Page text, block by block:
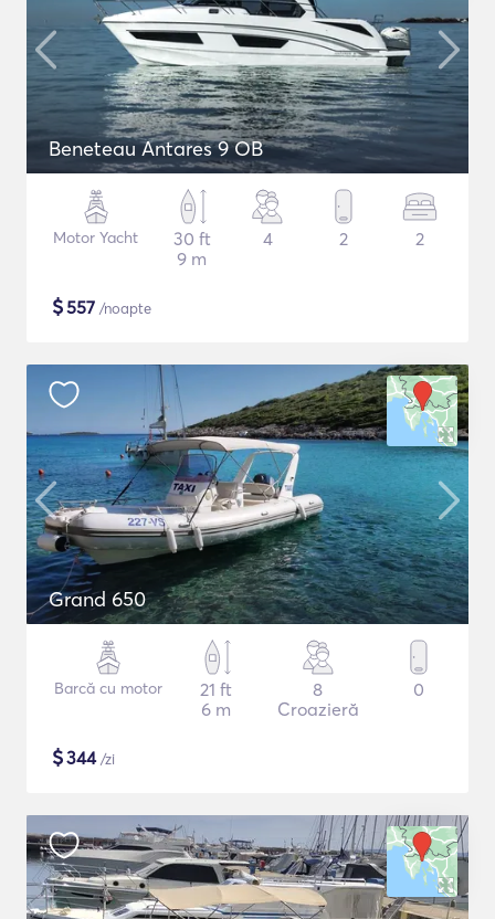
Beneteau Antares 9 OB
Motor Yacht
30 ft
9 m
4 2 2
$557 /noapte
Grand 650
Barcă cu motor
21 ft
6 m
8
Croazieră
0
$344/zi